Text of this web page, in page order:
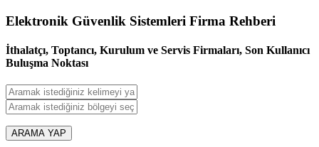
Elektronik Güvenlik Sistemleri Firma Rehberi
İthalatçı, Toptancı, Kurulum ve Servis Firmaları, Son Kullanıcı
Buluşma Noktası
ARAMA YAP